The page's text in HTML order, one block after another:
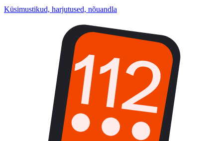
Küsimustikud, harjutused, nõuandla